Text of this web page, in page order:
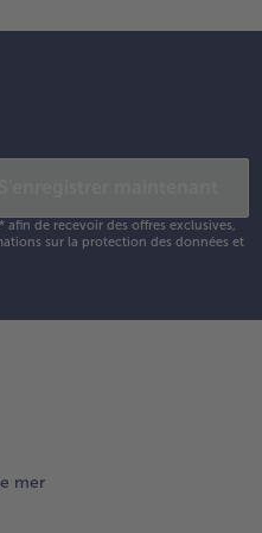
de recevoir des offres exclusives,
sur la protection des données et
mer